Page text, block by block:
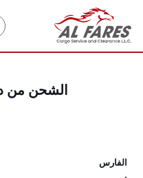
الشحن من
الفارس